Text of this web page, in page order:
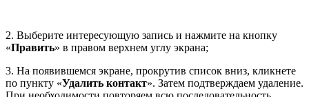
2. Выберите интересующую запись и нажмите на кнопку
«Править» в правом верхнем углу экрана;
3. На появившемся экране, прокрутив список вниз, кликнете
по пункту «Удалить контакт». Затем подтверждаем удаление.